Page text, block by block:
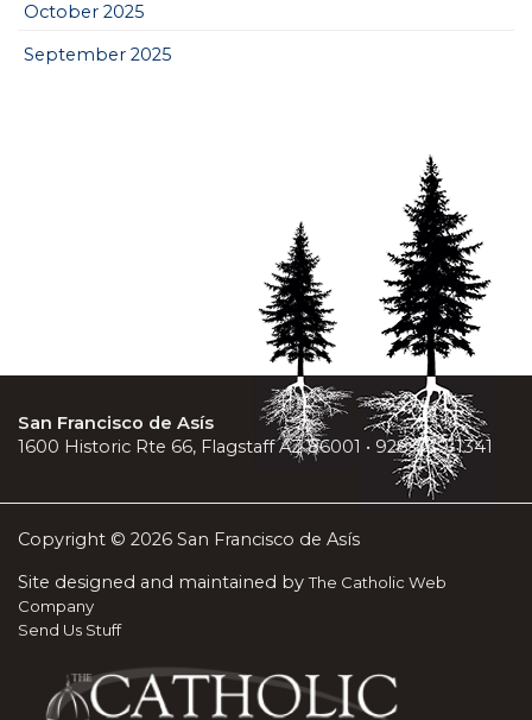
October 2025
September 2025
San Francisco de Asís
1600 Historic Rte 66, Flagstaff AZ 86001 • 928-779-1341
Copyright © 2026 San Francisco de Asís
Site designed and maintained byThe Catholic Web
Company
Send Us Stuff